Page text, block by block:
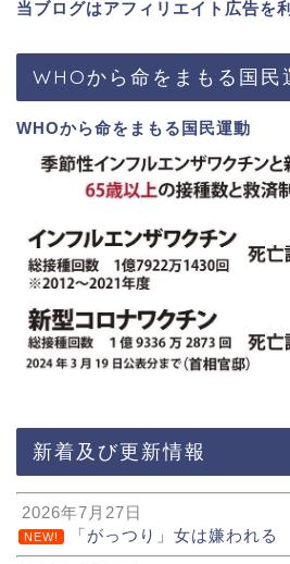
当ブログはアフィリエイト広告を
WHOから命をまもる国民
WHOから命をまもる国民運動
新着及び更新情報
2026年7月27日
NEW! 「がっつり」女は嫌われる